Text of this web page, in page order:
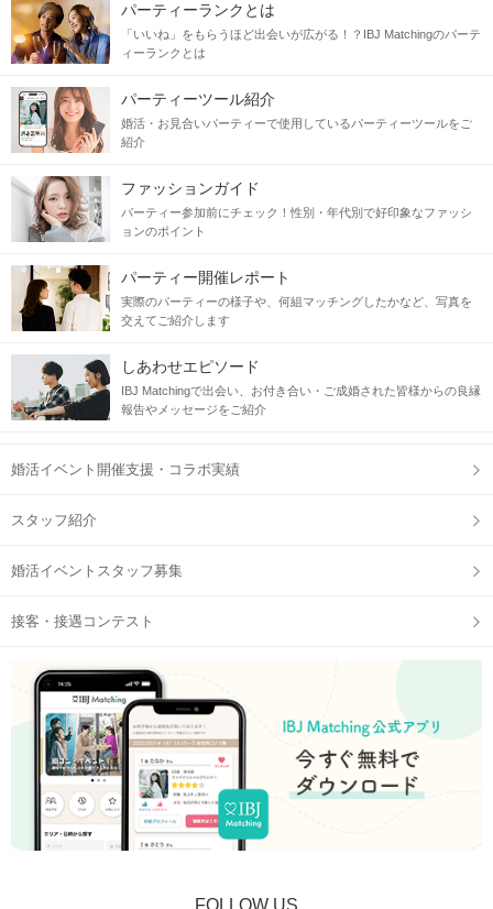
パーティーランクとは
「いいね」をもらうほど出会いが広がる！？IBJ Matchingのパーテ
ィーランクとは
パーティーツール紹介
婚活・お見合いパーティーで使用しているパーティーツールをご
紹介
ファッションガイド
パーティー参加前にチェック！性別・年代別で好印象なファッシ
ョンのポイント
パーティー開催レポート
実際のパーティーの様子や、何組マッチングしたかなど、写真を
交えてご紹介します
しあわせエピソード
IBJ Matchingで出会い、お付き合い・ご成婚された皆様からの良縁
報告やメッセージをご紹介
婚活イベント開催支援・コラボ実績
スタッフ紹介
婚活イベントスタッフ募集
接客・接遇コンテスト